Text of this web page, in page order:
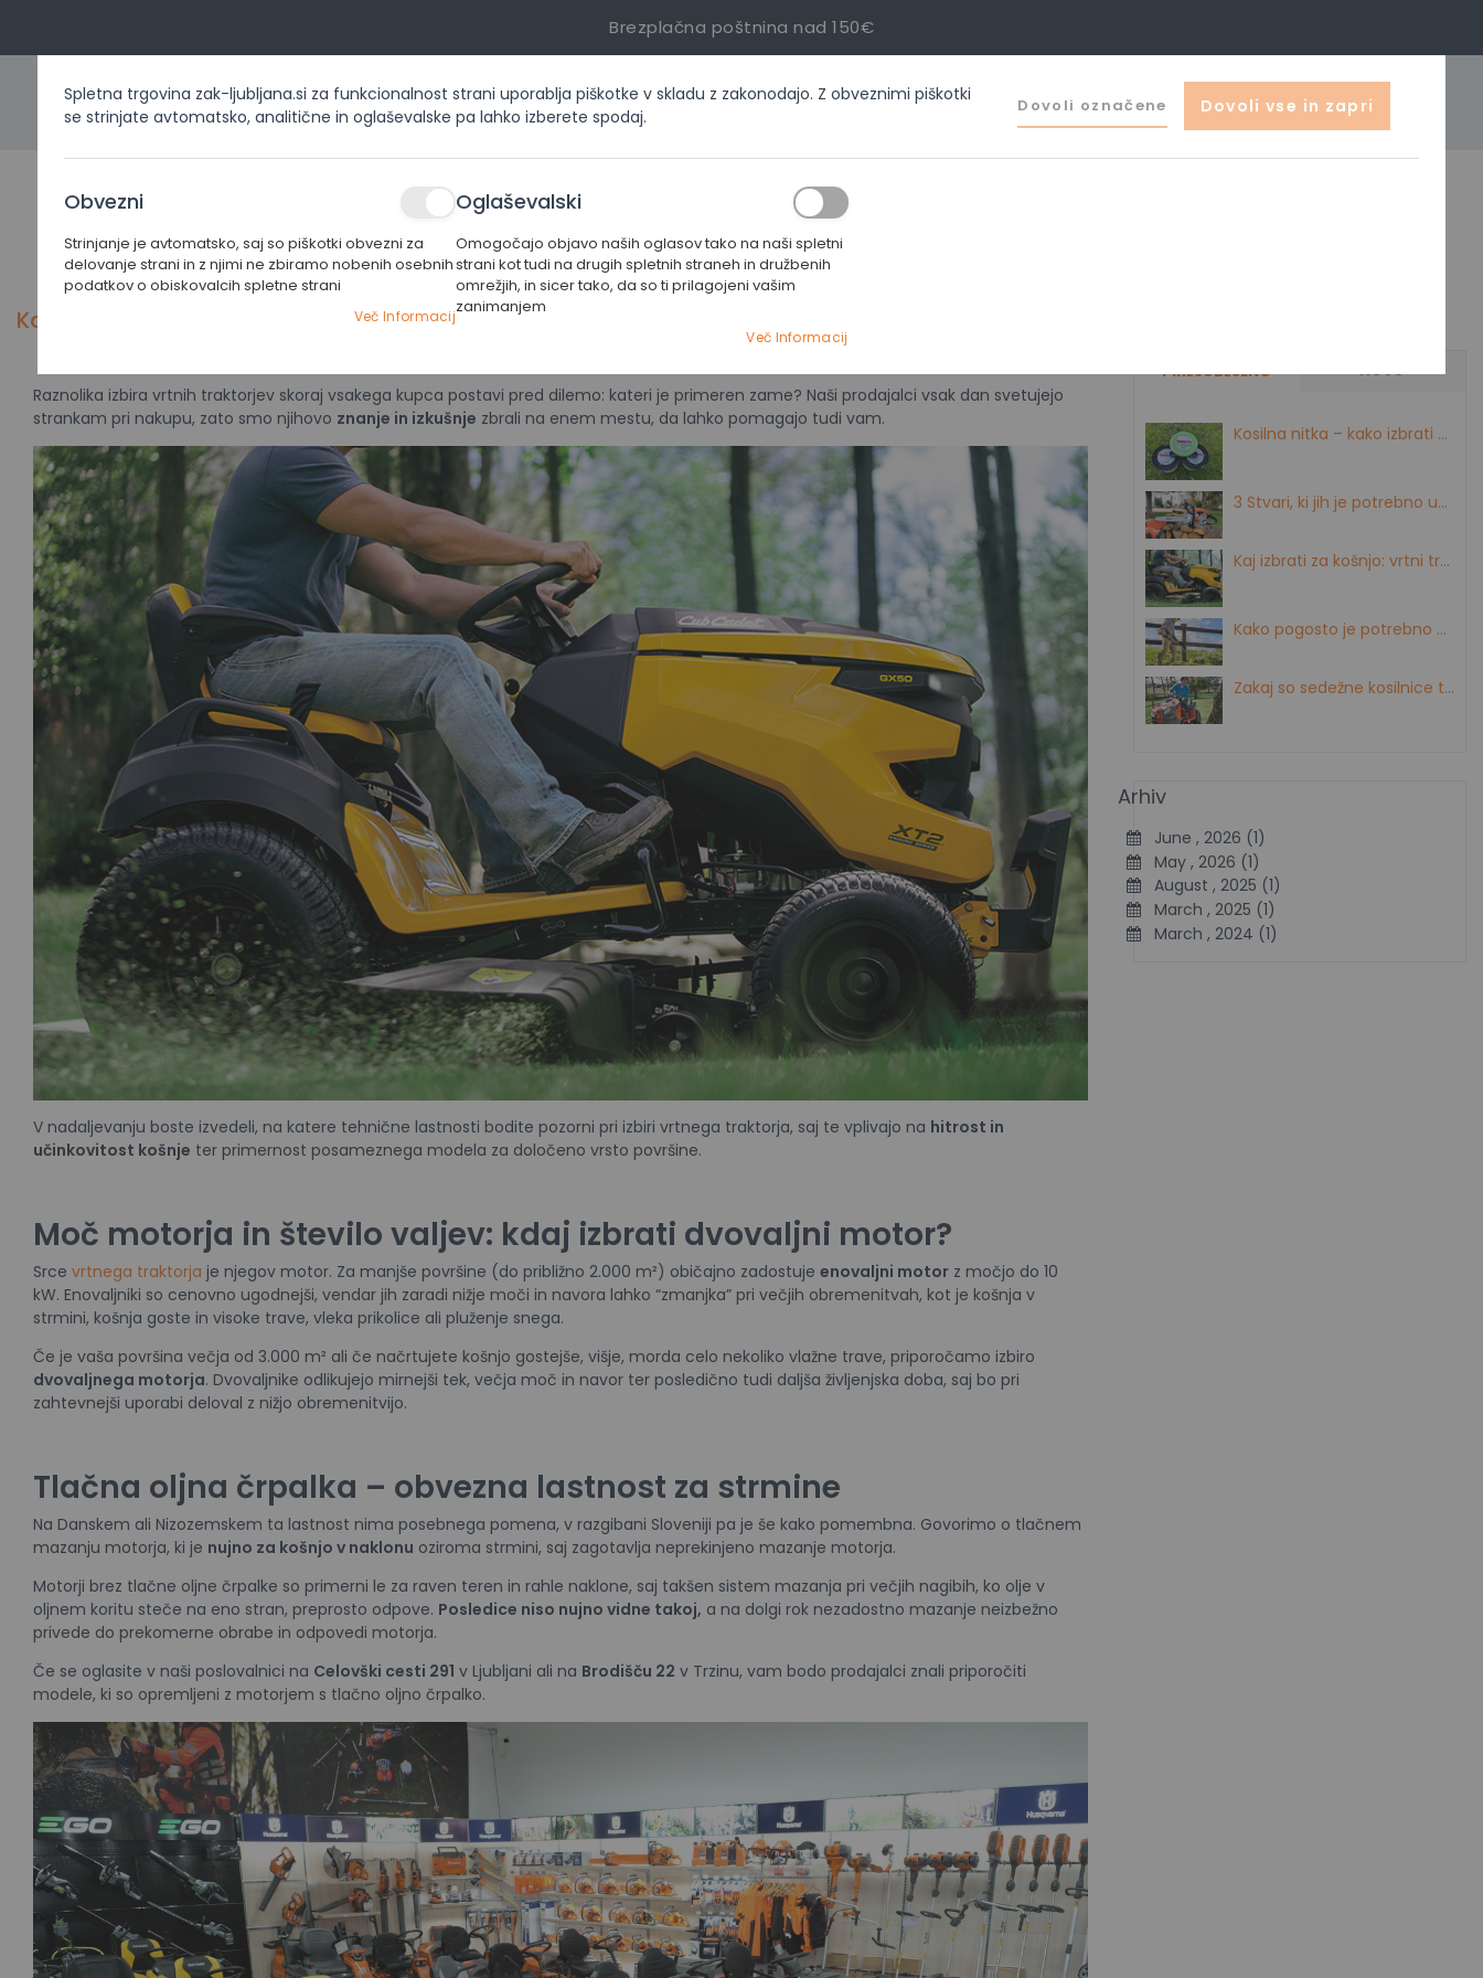
Obvezni
Strinjanje je avtomatsko, saj so piškotki obvezni za
delovanje strani in z njimi ne zbiramo nobenih osebnih
podatkov o obiskovalcih spletne strani
Več Informacij
Oglaševalski
Omogočajo objavo naših oglasov tako na naši spletni
strani kot tudi na drugih spletnih straneh in družbenih
omrežjih, in sicer tako, da so ti prilagojeni vašim
zanimanjem
Več Informacij
Spletna trgovina zak-ljubljana.si za funkcionalnost strani uporablja piškotke v skladu z zakonodajo. Z obveznimi piškotki
se strinjate avtomatsko, analitične in oglaševalske pa lahko izberete spodaj.
Dovoli označene Dovoli vse in zapri
Brezplačna poštnina nad 150€
041 644 044
info@zak-ljubljana.si
SERVIS KONTAKT
Domov Blog Kakšen vrtni traktor za kakšno velikost trate?
Kakšen vrtni traktor za kakšno velikost trate?
Raznolika izbira vrtnih traktorjev skoraj vsakega kupca postavi pred dilemo: kateri je primeren zame? Naši prodajalci vsak dan svetujejo
strankam pri nakupu, zato smo njihovo znanje in izkušnje zbrali na enem mestu, da lahko pomagajo tudi vam.
V nadaljevanju boste izvedeli, na katere tehnične lastnosti bodite pozorni pri izbiri vrtnega traktorja, saj te vplivajo na hitrost in
učinkovitost košnje ter primernost posameznega modela za določeno vrsto površine.
Moč motorja in število valjev: kdaj izbrati dvovaljni motor?
Srce vrtnega traktorja je njegov motor. Za manjše površine (do približno 2.000 m²) običajno zadostuje enovaljni motor z močjo do 10
kW. Enovaljniki so cenovno ugodnejši, vendar jih zaradi nižje moči in navora lahko “zmanjka” pri večjih obremenitvah, kot je košnja v
strmini, košnja goste in visoke trave, vleka prikolice ali pluženje snega.
Če je vaša površina večja od 3.000 m² ali če načrtujete košnjo gostejše, višje, morda celo nekoliko vlažne trave, priporočamo izbiro
dvovaljnega motorja. Dvovaljnike odlikujejo mirnejši tek, večja moč in navor ter posledično tudi daljša življenjska doba, saj bo pri
zahtevnejši uporabi deloval z nižjo obremenitvijo.
Tlačna oljna črpalka – obvezna lastnost za strmine
Na Danskem ali Nizozemskem ta lastnost nima posebnega pomena, v razgibani Sloveniji pa je še kako pomembna. Govorimo o tlačnem
mazanju motorja, ki je nujno za košnjo v naklonu oziroma strmini, saj zagotavlja neprekinjeno mazanje motorja.
Motorji brez tlačne oljne črpalke so primerni le za raven teren in rahle naklone, saj takšen sistem mazanja pri večjih nagibih, ko olje v
oljnem koritu steče na eno stran, preprosto odpove. Posledice niso nujno vidne takoj, a na dolgi rok nezadostno mazanje neizbežno
privede do prekomerne obrabe in odpovedi motorja.
Če se oglasite v naši poslovalnici na Celovški cesti 291 v Ljubljani ali na Brodišču 22 v Trzinu, vam bodo prodajalci znali priporočiti
modele, ki so opremljeni z motorjem s tlačno oljno črpalko.
PRILJUBLJENO
Kosilna nitka – kako izbrati pravo?
3 Stvari, ki jih je potrebno upoštevati pri nakupu motorne žage !
Kaj izbrati za košnjo: vrtni traktor, rider kosilnico ali zero-turn kosilnico?
Kako pogosto je potrebno pokositi trato?
Zakaj so sedežne kosilnice tako priljubljene
NOVO
Arhiv
June , 2026 (1)
May , 2026 (1)
August , 2025 (1)
March , 2025 (1)
March , 2024 (1)